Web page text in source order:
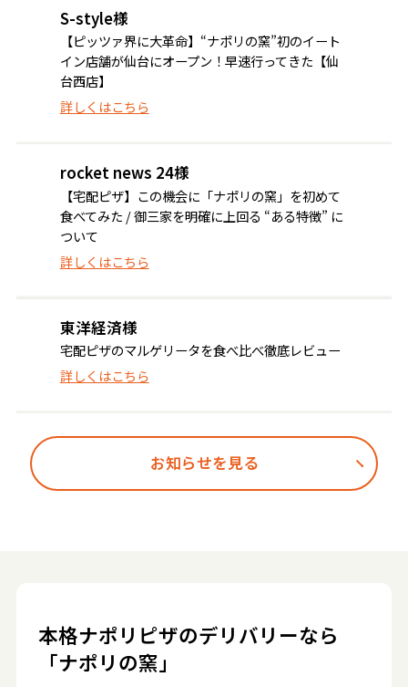
S-style様
【ピッツァ界に大革命】“ナポリの窯”初のイート
イン店舗が仙台にオープン！早速行ってきた【仙
台西店】
詳しくはこちら
rocket news 24様
【宅配ピザ】この機会に「ナポリの窯」を初めて
食べてみた / 御三家を明確に上回る “ある特徴” に
ついて
詳しくはこちら
東洋経済様
宅配ピザのマルゲリータを食べ比べ徹底レビュー
詳しくはこちら
お知らせを見る
本格ナポリピザのデリバリーなら
「ナポリの窯」